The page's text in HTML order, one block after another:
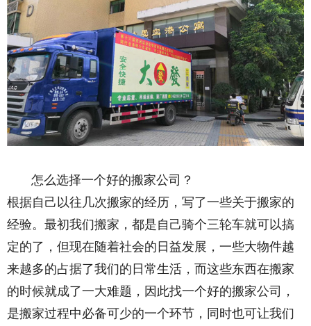
怎么选择一个好的搬家公司？
根据自己以往几次搬家的经历，写了一些关于搬家的
经验。最初我们搬家，都是自己骑个三轮车就可以搞
定的了，但现在随着社会的日益发展，一些大物件越
来越多的占据了我们的日常生活，而这些东西在搬家
的时候就成了一大难题，因此找一个好的搬家公司，
是搬家过程中必备可少的一个环节，同时也可让我们